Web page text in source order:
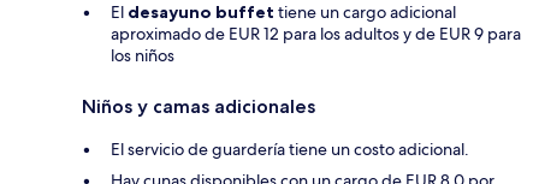
El desayuno buffet tiene un cargo adicional
aproximado de EUR 12 para los adultos y de EUR 9 para
los niños
Niños y camas adicionales
El servicio de guardería tiene un costo adicional.